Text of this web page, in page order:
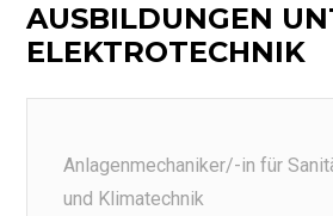
AUSBILDUNGEN
ELEKTROTECHNIK
Anlagenmechaniker/-in für
und Klimatechnik